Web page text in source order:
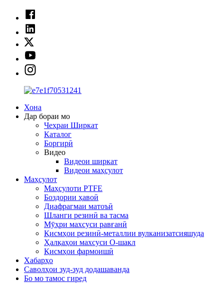
Хона
Дар бораи мо
Чеҳраи Ширкат
Каталог
Боргирӣ
Видео
Видеои ширкат
Видеои маҳсулот
Маҳсулот
Маҳсулоти PTFE
Боздории ҳавоӣ
Диафрагмаи матоъӣ
Шланги резинӣ ва тасма
Мӯҳри махсуси равғанӣ
Қисмҳои резинӣ-металлии вулканизатсияшуда
Ҳалқаҳои махсуси O-шакл
Қисмҳои фармоишӣ
Хабарҳо
Саволҳои зуд-зуд додашаванда
Бо мо тамос гиред